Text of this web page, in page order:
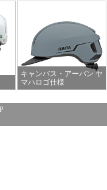
キャンバス・アーバン ヤ
マハロゴ仕様